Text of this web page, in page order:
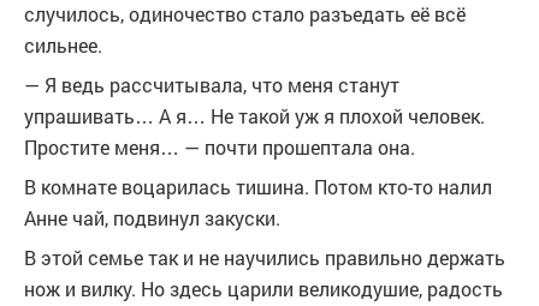
случилось, одиночество стало разъедать её всё
сильнее.
— Я ведь рассчитывала, что меня станут
упрашивать… А я… Не такой уж я плохой человек.
Простите меня… — почти прошептала она.
В комнате воцарилась тишина. Потом кто-то налил
Анне чай, подвинул закуски.
В этой семье так и не научились правильно держать
нож и вилку. Но здесь царили великодушие, радость